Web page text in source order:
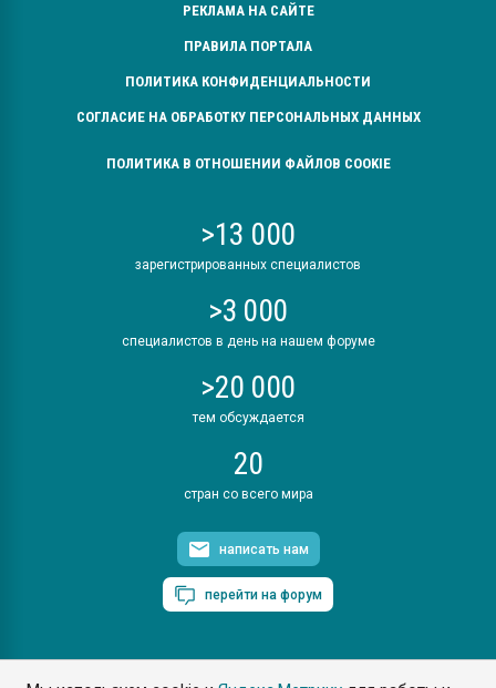
РЕКЛАМА НА САЙТЕ
ПРАВИЛА ПОРТАЛА
ПОЛИТИКА КОНФИДЕНЦИАЛЬНОСТИ
СОГЛАСИЕ НА ОБРАБОТКУ ПЕРСОНАЛЬНЫХ ДАННЫХ
ПОЛИТИКА В ОТНОШЕНИИ ФАЙЛОВ COOKIE
>13 000
зарегистрированных специалистов
>3 000
специалистов в день на нашем форуме
>20 000
тем обсуждается
20
стран со всего мира
написать нам
перейти на форум